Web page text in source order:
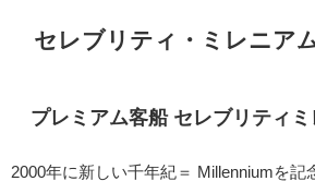
セレブリティ・ミレニア
プレミアム客船 セレブリティミ
2000年に新しい千年紀＝ Millenniumを記